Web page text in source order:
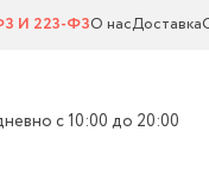
И 223-ФЗО насДоставка
с 10:00 до 20:00